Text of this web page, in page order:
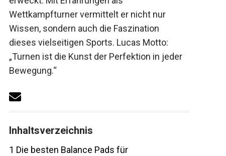
Wettkampfturner vermittelt er nicht nur
Wissen, sondern auch die Faszination
dieses vielseitigen Sports. Lucas Motto:
„Turnen ist die Kunst der Perfektion in jeder
Bewegung.“
Inhaltsverzeichnis
Die besten Balance Pads für